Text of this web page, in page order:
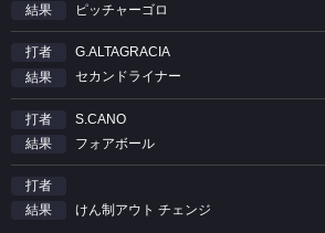
結果
ピッチャーゴロ
打者
G.ALTAGRACIA
結果
セカンドライナー
打者
S.CANO
結果
フォアボール
打者
結果
けん制アウト チェンジ